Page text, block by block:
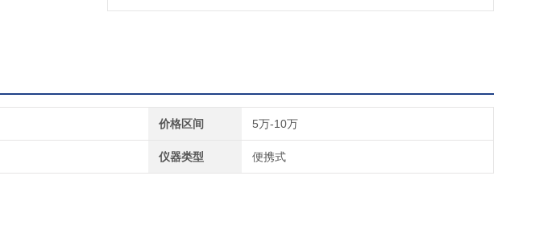
价格区间 5万-10万
仪器类型 便携式